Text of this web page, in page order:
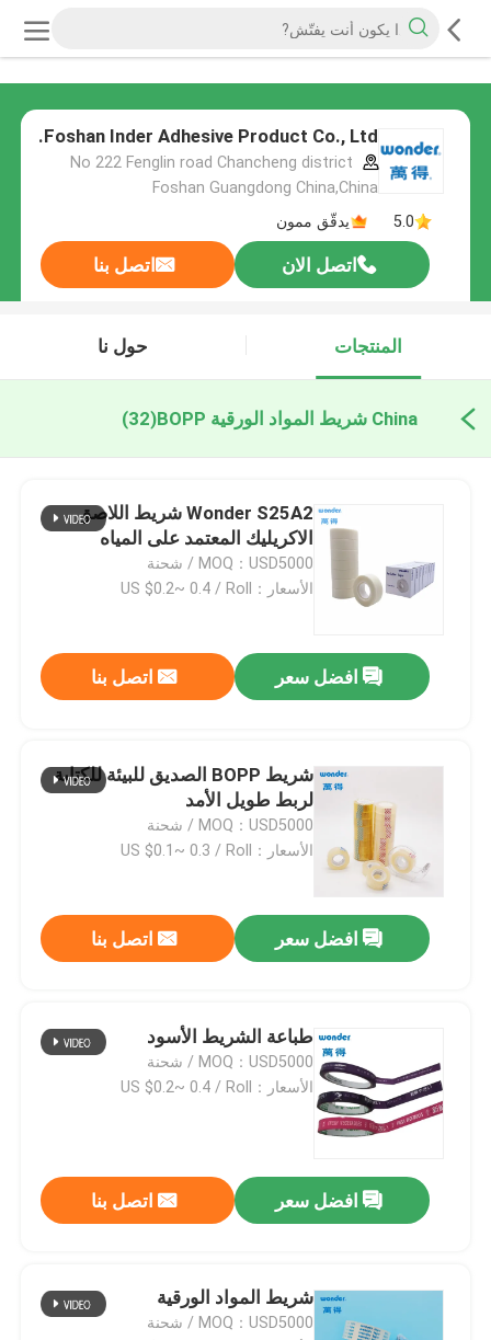
Foshan Inder Adhesive Product Co., Ltd.
No 222 Fenglin road Chancheng district
Foshan Guangdong China,China
5.0
يدقّق ممون
اتصل الان اتصل بنا
المنتجات حول نا
China شريط المواد الورقية BOPP (32)
Wonder S25A2 شريط اللاصق
الاكريليك المعتمد على المياه
MOQ：USD5000 / شحنة
الأسعار：US $0.2~ 0.4 / Roll
افضل سعر اتصل بنا
شريط BOPP الصديق للبيئة للكتابة
لربط طويل الأمد
MOQ：USD5000 / شحنة
الأسعار：US $0.1~ 0.3 / Roll
افضل سعر اتصل بنا
طباعة الشريط الأسود
MOQ：USD5000 / شحنة
الأسعار：US $0.2~ 0.4 / Roll
افضل سعر اتصل بنا
شريط المواد الورقية
MOQ：USD5000 / شحنة